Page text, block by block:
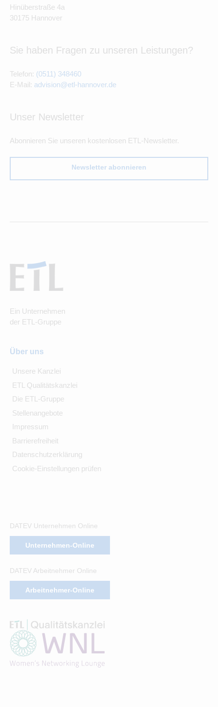
Hinüberstraße 4a
30175 Hannover
Sie haben Fragen zu unseren Leistungen?
Telefon: (0511) 348460
E-Mail: advision@etl-hannover.de
Unser Newsletter
Abonnieren Sie unseren kostenlosen ETL-Newsletter.
Newsletter abonnieren
Ein Unternehmen
der ETL-Gruppe
Über uns
Unsere Kanzlei
ETL Qualitätskanzlei
Die ETL-Gruppe
Stellenangebote
Impressum
Barrierefreiheit
Datenschutzerklärung
Cookie-Einstellungen prüfen
DATEV Unternehmen Online
Unternehmen-Online
DATEV Arbeitnehmer Online
Arbeitnehmer-Online